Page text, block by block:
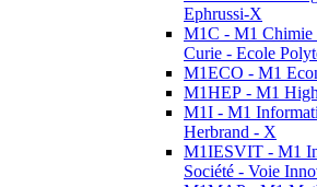
Ephrussi-X
M1C - M1 Chimie
Curie - Ecole
M1ECO - M1
M1HEP - M1
M1I - M1
Herbrand - X
M1IESVIT - M1
Société - Voie